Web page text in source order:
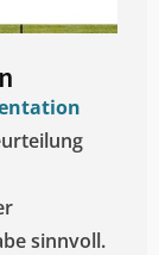
sinnvoll.